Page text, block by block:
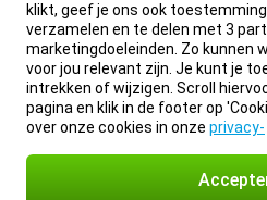
klikt, geef je ons ook
verzamelen en te delen met 3
marketingdoeleinden. Zo kunnen
voor jou relevant zijn. Je kunt je
intrekken of wijzigen. Scroll
pagina en klik in de footer op
over onze cookies in onze privacy-